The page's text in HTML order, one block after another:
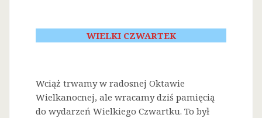
WIELKI CZWARTEK
Wciąż trwamy w radosnej Oktawie
Wielkanocnej, ale wracamy dziś pamięcią
do wydarzeń Wielkiego Czwartku. To był